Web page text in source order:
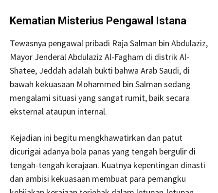
Kematian Misterius Pengawal Istana
Tewasnya pengawal pribadi Raja Salman bin Abdulaziz,
Mayor Jenderal Abdulaziz Al-Fagham di distrik Al-
Shatee, Jeddah adalah bukti bahwa Arab Saudi, di
bawah kekuasaan Mohammed bin Salman sedang
mengalami situasi yang sangat rumit, baik secara
eksternal ataupun internal.
Kejadian ini begitu mengkhawatirkan dan patut
dicurigai adanya bola panas yang tengah bergulir di
tengah-tengah kerajaan. Kuatnya kepentingan dinasti
dan ambisi kekuasaan membuat para pemangku